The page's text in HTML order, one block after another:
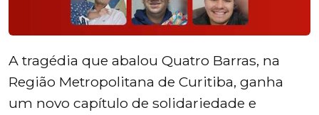
A tragédia que abalou Quatro Barras, na
Região Metropolitana de Curitiba, ganha
um novo capítulo de solidariedade e